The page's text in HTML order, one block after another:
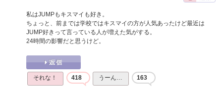
私はJUMPもキスマイも好き。
ちょっと、前までは学校ではキスマイの方が人気あったけど最近は
JUMP好きって言っている人が増えた気がする。
24時間の影響だと思うけど。
それな！ 418 うーん… 163